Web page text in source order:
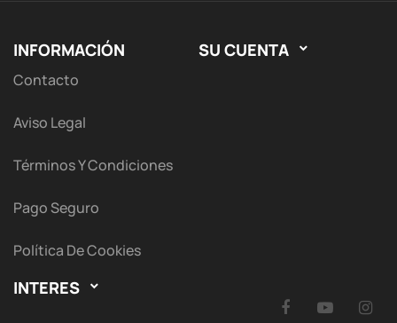
INFORMACIÓN
Contacto
Aviso Legal
Términos Y Condiciones
Pago Seguro
Política De Cookies
SU CUENTA 
INTERES 
Facebook